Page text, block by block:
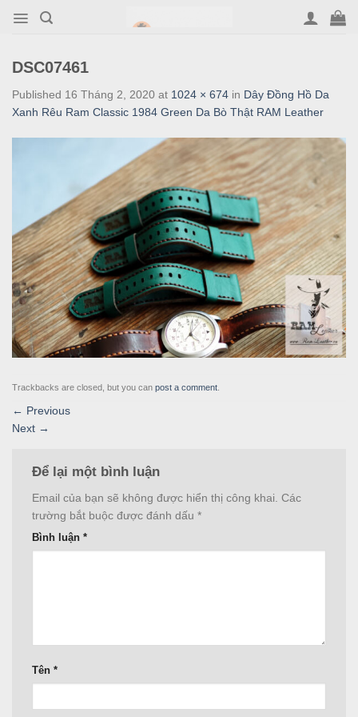
DSC07461
Published 16 Tháng 2, 2020 at 1024 × 674 in Dây Đồng Hồ Da
Xanh Rêu Ram Classic 1984 Green Da Bò Thật RAM Leather
Trackbacks are closed, but you can post a comment
← Previous
Next →
Để lại một bình luận
Email của bạn sẽ không được hiển thị công khai. Các
trường bắt buộc được đánh dấu *
Bình luận *
Tên *